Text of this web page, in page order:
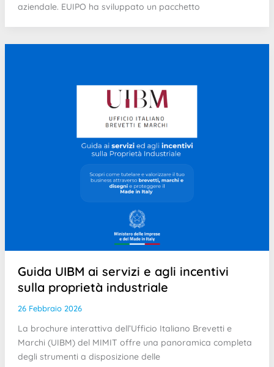
aziendale. EUIPO ha sviluppato un pacchetto
Guida UIBM ai servizi e agli incentivi
sulla proprietà industriale
26 Febbraio 2026
La brochure interattiva dell’Ufficio Italiano Brevetti e
Marchi (UIBM) del MIMIT offre una panoramica completa
degli strumenti a disposizione delle